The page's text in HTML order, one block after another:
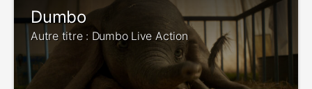
Dumbo
Autre titre : Dumbo Live Action